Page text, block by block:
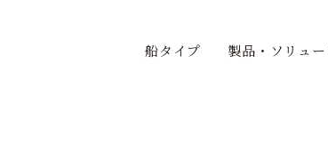
船タイプ 製品・ソリュ